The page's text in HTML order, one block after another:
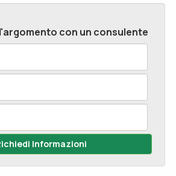
con un consulente
Informazioni